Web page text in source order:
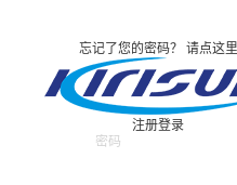
忘记了您的密码？ 请点这里
注册登录